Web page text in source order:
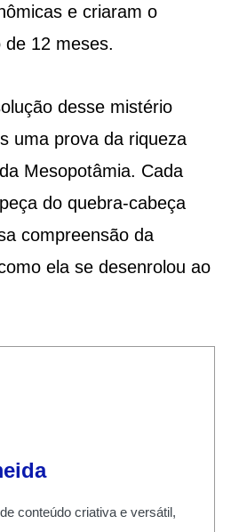
e criaram o
de 12 meses.
desse mistério
uma prova da riqueza
Mesopotâmia. Cada
do quebra-cabeça
compreensão da
ela se desenrolou ao
conteúdo criativa e versátil,